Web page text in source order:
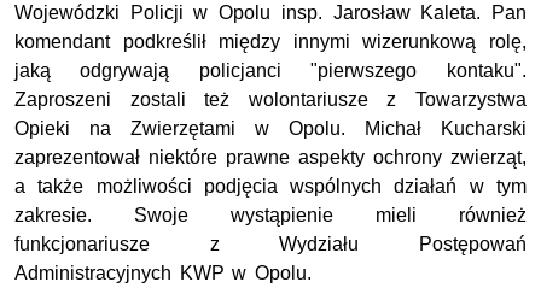
Wojewódzki Policji w Opolu insp. Jarosław Kaleta. Pan
komendant podkreślił między innymi wizerunkową rolę,
jaką odgrywają policjanci "pierwszego kontaku".
Zaproszeni zostali też wolontariusze z Towarzystwa
Opieki na Zwierzętami w Opolu. Michał Kucharski
zaprezentował niektóre prawne aspekty ochrony zwierząt,
a także możliwości podjęcia wspólnych działań w tym
zakresie. Swoje wystąpienie mieli również
funkcjonariusze z Wydziału Postępowań
Administracyjnych KWP w Opolu.